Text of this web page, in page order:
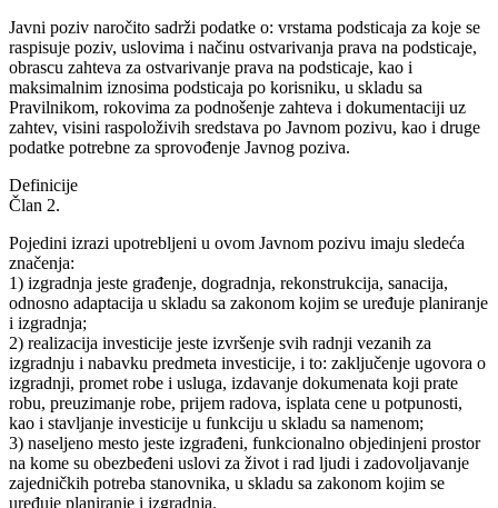
Javni poziv naročito sadrži podatke o: vrstama podsticaja za koje se
raspisuje poziv, uslovima i načinu ostvarivanja prava na podsticaje,
obrascu zahteva za ostvarivanje prava na podsticaje, kao i
maksimalnim iznosima podsticaja po korisniku, u skladu sa
Pravilnikom, rokovima za podnošenje zahteva i dokumentaciji uz
zahtev, visini raspoloživih sredstava po Javnom pozivu, kao i druge
podatke potrebne za sprovođenje Javnog poziva.
Definicije
Član 2.
Pojedini izrazi upotrebljeni u ovom Javnom pozivu imaju sledeća
značenja:
1) izgradnja jeste građenje, dogradnja, rekonstrukcija, sanacija,
odnosno adaptacija u skladu sa zakonom kojim se uređuje planiranje
i izgradnja;
2) realizacija investicije jeste izvršenje svih radnji vezanih za
izgradnju i nabavku predmeta investicije, i to: zaključenje ugovora o
izgradnji, promet robe i usluga, izdavanje dokumenata koji prate
robu, preuzimanje robe, prijem radova, isplata cene u potpunosti,
kao i stavljanje investicije u funkciju u skladu sa namenom;
3) naseljeno mesto jeste izgrađeni, funkcionalno objedinjeni prostor
na kome su obezbeđeni uslovi za život i rad ljudi i zadovoljavanje
zajedničkih potreba stanovnika, u skladu sa zakonom kojim se
uređuje planiranje i izgradnja.